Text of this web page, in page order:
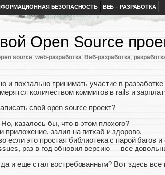
БЕЗОПАСНОСТЬ ВЕБ – РАЗРАБОТКА
Open Source
source, web-разработка, Веб-разработка,
и похвально принимать участие в
количеством коммитов в rails и
свой open source проект?
Но, казалось бы, что в этом плохого?
приложение, залил на гитхаб и здорово.
если это простая библиотека с парой багов и
раз в год обновил версию — все
и еще стал востребованным? Вот здесь все